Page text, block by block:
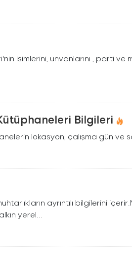
isimlerini, unvanlarını , parti ve
Bilgileri
lokasyon, çalışma gün ve
ayrıntılı bilgilerini
yerel...